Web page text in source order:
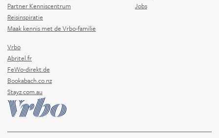
Partner Kenniscentrum
Reisinspiratie
Jobs
Maak kennis met de Vrbo-familie
Vrbo
Abritel.fr
FeWo-direkt.de
Bookabach.co.nz
Stayz.com.au